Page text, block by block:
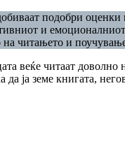
подобри
и емоционалниот
читањето и
веќе читаат
да ја земе книгата,